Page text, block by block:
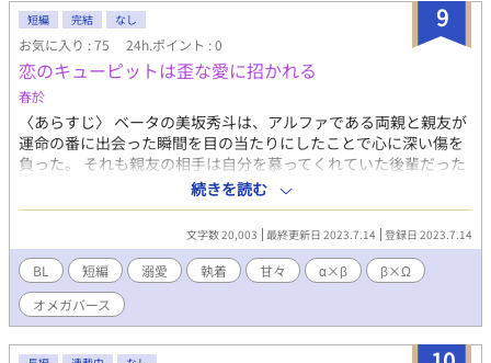
ん！」 「みとゆうってなに！」 文化祭が近づく中、あまりにも距
離感の近く、女装ゆえに美女に見える恭一のせいで、優はとんで
もない夢を見る。その夢ゆえに優は恭一から距離をとろうとする
が、恭一はそんな優を追い詰める。 「俺がなんかしたならそうい
えよ。まず怒れよ。俺から逃げんなよ」 コメディー、シリアス入
り交じり友情以上恋愛以上告白未満not恋人but友人、くそでか感
情爆発系青春小説。 【注意】軽度の性的表現、暴力表現、いじめ
描写あります。 ※失恋ファイブと同一キャラ出てきます
9
短編 完結 なし
お気に入り : 75 24h.ポイント : 0
恋のキューピットは歪な愛に招かれる
春於
〈あらすじ〉 ベータの美坂秀斗は、アルファである両親と親友が
運命の番に出会った瞬間を目の当たりにしたことで心に深い傷を
負った。 それも親友の相手は自分を慕ってくれていた後輩だった
こともあり、それからは二人から逃げ、自分の心の傷から目を逸
らすように生きてきた。 そして三十路になった今、このまま誰と
も恋をせずに死ぬのだろうと思っていたところにかつての親友と
遭遇してしまう。 〈キャラクター設定〉 美坂（松雪） 秀斗 ・ベ
ータ ・30歳 ・会社員（総合商社勤務） ・物静かで穏やか ・仲良
くなるまで時間がかかるが、心を許すと依存気味になる ・自分に
自信がなく、消極的 ・アルファ×アルファの政略結婚をした両親
の元に生まれた一人っ子 ・両親が目の前で運命の番を見つけ、自
分を捨てたことがトラウマになっている 養父と正式に養子縁組を
続きを読む
文字数 20,003 最終更新日 2023.7.14 登録日 2023.7.14
BL 短編 溺愛 執着 甘々 α×β
β×Ω
オメガバース